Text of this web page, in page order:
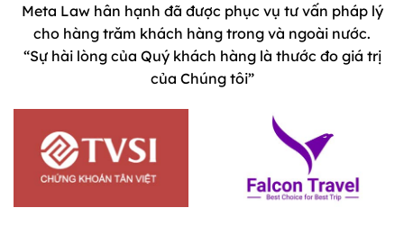
Meta Law hân hạnh đã được phục vụ tư vấn pháp lý
cho hàng trăm khách hàng trong và ngoài nước.
“Sự hài lòng của Quý khách hàng là thước đo giá trị
của Chúng tôi”